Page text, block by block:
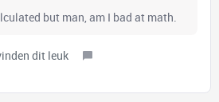
but man, am I bad at math.
dit leuk